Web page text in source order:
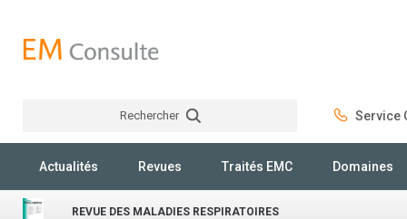
Rechercher Service
Actualités Revues Traités EMC Domaines
REVUE DES MALADIES RESPIRATOIRES